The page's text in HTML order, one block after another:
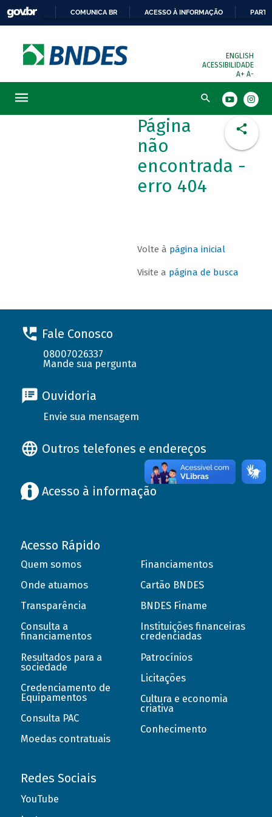
COMUNICA BR ACESSO À INFORMAÇÃO
ENGLISH
ACESSIBILIDADE
A+ A-
Busca
Página
não
encontrada -
erro 404
Volte à página inicial
Visite a página de busca
Fale Conosco
08007026337
Mande sua pergunta
Ouvidoria
Envie sua mensagem
Outros telefones e endereços
Acesso à informação
Acesso Rápido
Quem somos
Onde atuamos
Transparência
Consulta a
financiamentos
Resultados para a
sociedade
Credenciamento de
Equipamentos
Consulta PAC
Moedas contratuais
Financiamentos
Cartão BNDES
BNDES Finame
Instituições financeiras
credenciadas
Patrocínios
Licitações
Cultura e economia
criativa
Conhecimento
Redes Sociais
YouTube